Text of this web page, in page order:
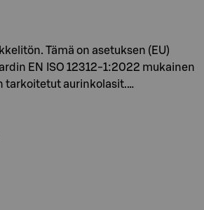
Tämä on asetuksen (EU)
EN ISO 12312-1:2022 mukainen
tarkoitetut aurinkolasit.…